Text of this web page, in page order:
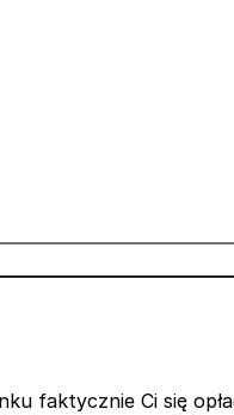
faktycznie Ci się